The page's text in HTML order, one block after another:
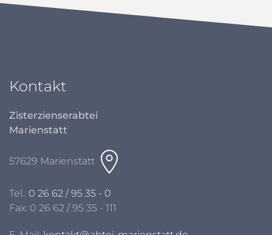
Kontakt
Zisterzienserabtei
Marienstatt
57629 Marienstatt
Tel.: 0 26 62 / 95 35 - 0
Fax: 0 26 62 / 95 35 - 111